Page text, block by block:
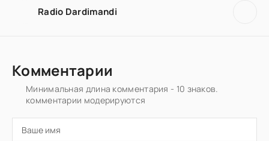
Radio Dardimandi
Комментарии
Минимальная длина комментария - 10 знаков.
комментарии модерируются